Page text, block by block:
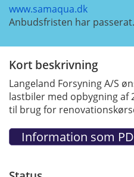
www.samaqua.dk
Anbudsfristen har passerat.
Kort beskrivning
Langeland Forsyning A/S
lastbiler med opbygning
til brug for